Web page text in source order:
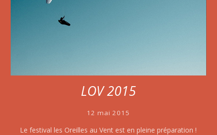
LOV 2015
12 mai 2015
Le festival les Oreilles au Vent est en pleine préparation !